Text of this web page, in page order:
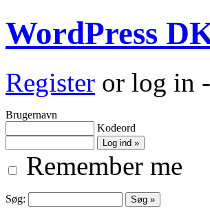
WordPress
Register or log in -
Brugernavn
Kodeord
Remember me
Søg: